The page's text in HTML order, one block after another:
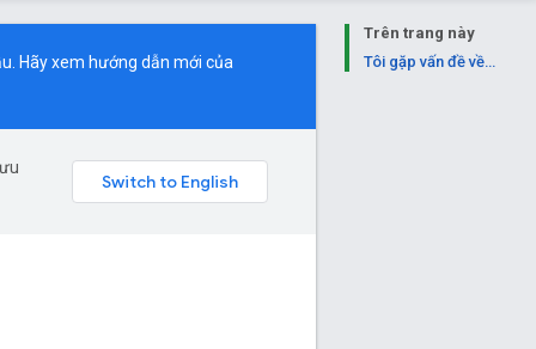
Trên trang này
Tôi gặp vấn đề về…
Hãy xem hướng dẫn mới của